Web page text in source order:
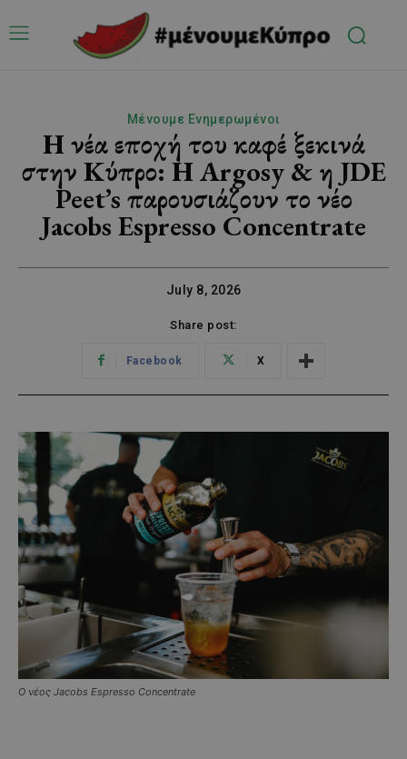
Μένουμε Ενημερωμένοι
Η νέα εποχή του καφέ ξεκινά
στην Κύπρο: Η Argosy & η JDE
Peet’s παρουσιάζουν το νέο
Jacobs Espresso Concentrate
July 8, 2026
Share post:
Facebook X
Ο νέος Jacobs Espresso Concentrate